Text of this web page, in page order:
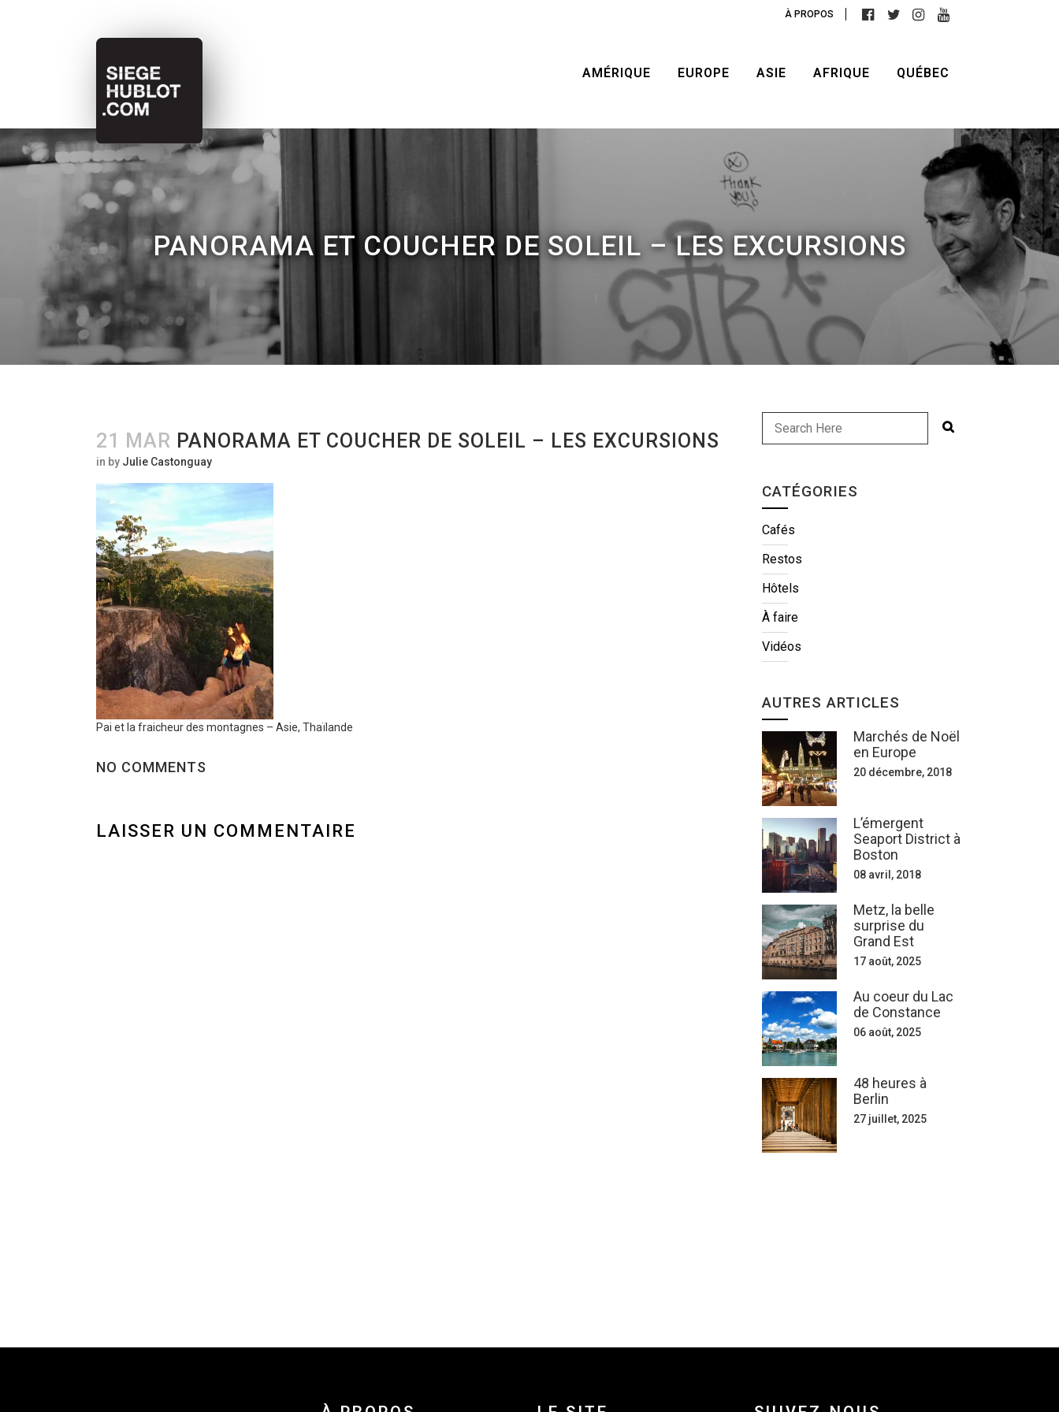
À PROPOS
AMÉRIQUE EUROPE ASIE AFRIQUE QUÉBEC
PANORAMA ET COUCHER DE SOLEIL – LES EXCURSIONS
21 MAR PANORAMA ET COUCHER DE SOLEIL – LES EXCURSIONS
in by Julie Castonguay
Pai et la fraicheur des montagnes – Asie, Thaïlande
NO COMMENTS
LAISSER UN COMMENTAIRE
CATÉGORIES
Cafés
Restos
Hôtels
À faire
Vidéos
AUTRES ARTICLES
Marchés de Noël
en Europe
20 décembre, 2018
L’émergent
Seaport District à
Boston
08 avril, 2018
Metz, la belle
surprise du
Grand Est
17 août, 2025
Au coeur du Lac
de Constance
06 août, 2025
48 heures à
Berlin
27 juillet, 2025